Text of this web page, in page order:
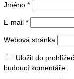
Jméno *
E-mail *
Webová stránka
Uložit do
budoucí komentáře.